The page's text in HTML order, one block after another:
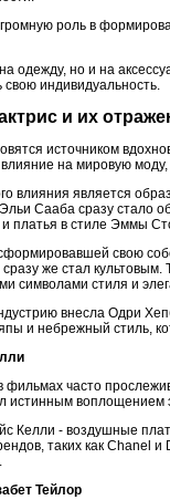
роль в
одежду, но и на
индивидуальность.
и их
источником
на мировую
влияния является
Сааба сразу стало
платья в стиле Эммы
свою
же стал
символами стиля и
внесла Одри
и небрежный стиль,
часто
истинным воплощением
Келли - воздушные
таких как Chanel
Тейлор